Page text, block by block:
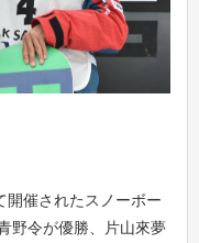
開催されたスノーボー
野令が優勝、片山來夢